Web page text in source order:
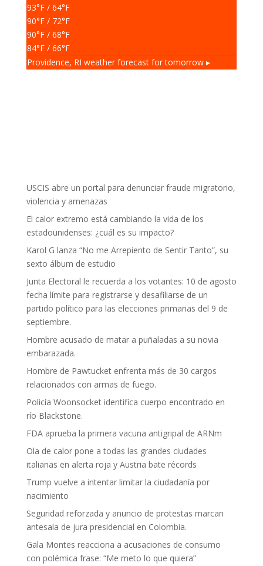
93°F/ 64°F
90°F/ 72°F
90°F/ 68°F
84°F/ 66°F
Providence, RI weather forecast for tomorrow ▸
USCIS abre un portal para denunciar fraude migratorio,
violencia y amenazas
El calor extremo está cambiando la vida de los
estadounidenses: ¿cuál es su impacto?
Karol G lanza “No me Arrepiento de Sentir Tanto”, su
sexto álbum de estudio
Junta Electoral le recuerda a los votantes: 10 de agosto
fecha límite para registrarse y desafiliarse de un
partido político para las elecciones primarias del 9 de
septiembre.
Hombre acusado de matar a puñaladas a su novia
embarazada.
Hombre de Pawtucket enfrenta más de 30 cargos
relacionados con armas de fuego.
Policía Woonsocket identifica cuerpo encontrado en
río Blackstone.
FDA aprueba la primera vacuna antigripal de ARNm
Ola de calor pone a todas las grandes ciudades
italianas en alerta roja y Austria bate récords
Trump vuelve a intentar limitar la ciudadanía por
nacimiento
Seguridad reforzada y anuncio de protestas marcan
antesala de jura presidencial en Colombia.
Gala Montes reacciona a acusaciones de consumo
con polémica frase: “Me meto lo que quiera”